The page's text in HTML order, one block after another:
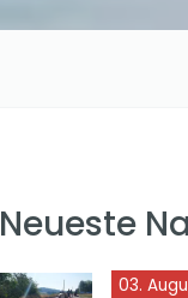
Neueste
03.